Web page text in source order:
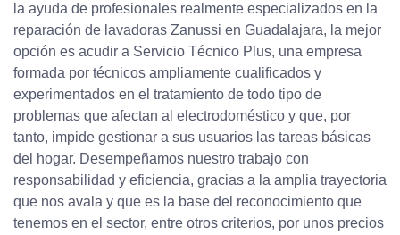
la ayuda de profesionales realmente especializados en la
reparación de lavadoras Zanussi en Guadalajara, la mejor
opción es acudir a Servicio Técnico Plus, una empresa
formada por técnicos ampliamente cualificados y
experimentados en el tratamiento de todo tipo de
problemas que afectan al electrodoméstico y que, por
tanto, impide gestionar a sus usuarios las tareas básicas
del hogar. Desempeñamos nuestro trabajo con
responsabilidad y eficiencia, gracias a la amplia trayectoria
que nos avala y que es la base del reconocimiento que
tenemos en el sector, entre otros criterios, por unos precios